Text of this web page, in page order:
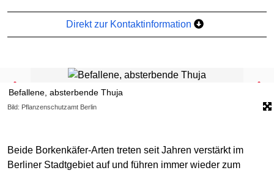
Direkt zur Kontaktinformation
Befallene, absterbende Thuja
Bild: Pflanzenschutzamt Berlin
Beide Borkenkäfer-Arten treten seit Jahren verstärkt im
Berliner Stadtgebiet auf und führen immer wieder zum